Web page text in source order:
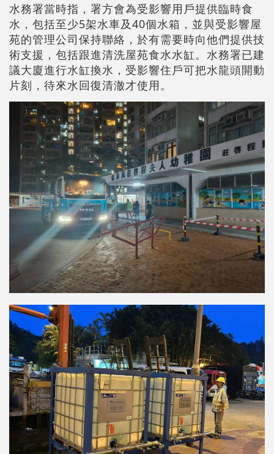
水務署當時指，署方會為受影響用戶提供臨時食
水，包括至少5架水車及40個水箱，並與受影響屋
苑的管理公司保持聯絡，於有需要時向他們提供技
術支援，包括跟進清洗屋苑食水水缸。水務署已建
議大廈進行水缸換水，受影響住戶可把水龍頭開動
片刻，待來水回復清澈才使用。